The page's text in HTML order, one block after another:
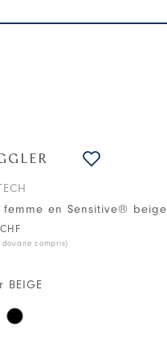
femme en Sensitive® beige
compris)
BEIGE